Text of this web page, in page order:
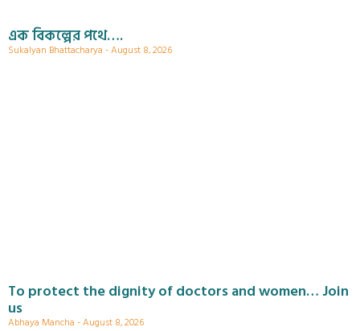
এক বিকল্পের পথে….
Sukalyan Bhattacharya August 8, 2026
To protect the dignity of doctors and women… Join
us
Abhaya Mancha August 8, 2026